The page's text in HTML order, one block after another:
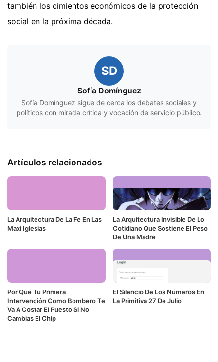
también los cimientos económicos de la protección
social en la próxima década.
SD
Sofía Domínguez
Sofía Domínguez sigue de cerca los debates sociales y
políticos con mirada crítica y vocación de servicio público.
Artículos relacionados
La Arquitectura De La Fe En Las
Maxi Iglesias
La Arquitectura Invisible De Lo
Cotidiano Que Sostiene El Peso
De Una Madre
Por Qué Tu Primera
Intervención Como Bombero Te
Va A Costar El Puesto Si No
Cambias El Chip
El Silencio De Los Números En
La Primitiva 27 De Julio